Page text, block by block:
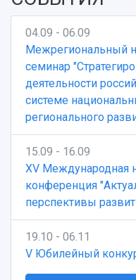
04.09 - 06.09
Межрегиональный
семинар
деятельности
системе
регионального
15.09 - 16.09
XV Международная
конференция
перспективы
19.10 - 06.11
V Юбилейный